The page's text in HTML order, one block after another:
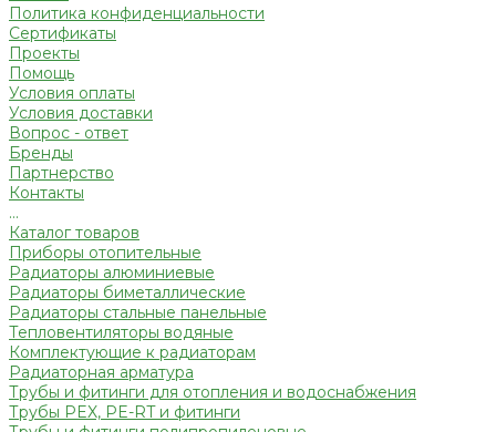
Политика конфиденциальности
Сертификаты
Проекты
Помощь
Условия оплаты
Условия доставки
Вопрос - ответ
Бренды
Партнерство
Контакты
...
Каталог товаров
Приборы отопительные
Радиаторы алюминиевые
Радиаторы биметаллические
Радиаторы стальные панельные
Тепловентиляторы водяные
Комплектующие к радиаторам
Радиаторная арматура
Трубы и фитинги для отопления и водоснабжения
Трубы PEX, PE-RT и фитинги